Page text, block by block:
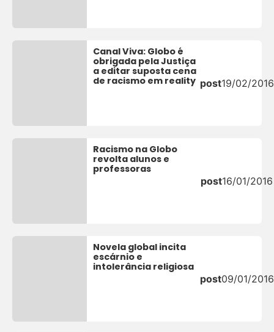
Canal Viva: Globo é
obrigada pela Justiça
a editar suposta cena
de racismo em reality post19/02/2016
Racismo na Globo
revolta alunos e
professoras
post16/01/2016
Novela global incita
escárnio e
intolerância religiosa
post09/01/2016